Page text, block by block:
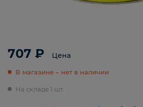
707 ₽ Цена
В магазине – нет в наличии
На складе 1 шт.